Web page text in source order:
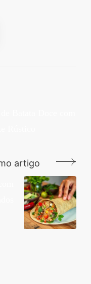
artigo